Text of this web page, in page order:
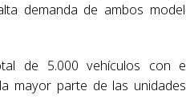
demanda de ambos
de 5.000 vehículos con
mayor parte de las